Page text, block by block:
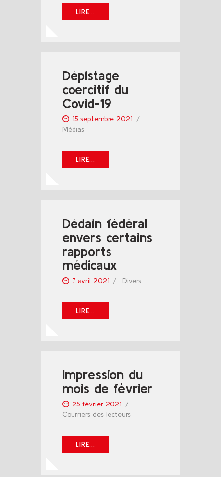
LIRE...
Dépistage
coercitif du
Covid-19
15 septembre 2021
Médias
LIRE...
Dédain fédéral
envers certains
rapports
médicaux
7 avril 2021 Divers
LIRE...
Impression du
mois de février
25 février 2021
Courriers des lecteurs
LIRE...